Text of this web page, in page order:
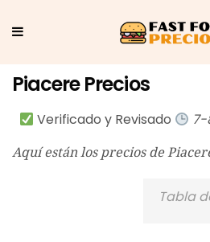
Piacere Precios
Verificado y Revisado 7-
Aquí están los precios de
Tabla